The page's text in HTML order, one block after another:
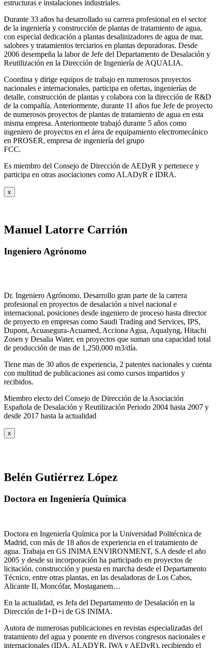
estructuras e instalaciones industriales.
Durante 33 años ha desarrollado su carrera profesional en el sector
de la ingeniería y construcción de plantas de tratamiento de agua,
con especial dedicación a plantas desalinizadores de agua de mar,
salobres y tratamientos terciarios en plantas depuradoras. Desde
2006 desempeña la labor de Jefe del Departamento de Desalación y
Reutilización en la Dirección de Ingeniería de AQUALIA.
Coordina y dirige equipos de trabajo en numerosos proyectos
nacionales e internacionales, participa en ofertas, ingenierías de
detalle, construcción de plantas y colabora con la dirección de R&D
de la compañía. Anteriormente, durante 11 años fue Jefe de proyecto
de numerosos proyectos de plantas de tratamiento de agua en esta
misma empresa. Anteriormente trabajó durante 5 años como
ingeniero de proyectos en el área de equipamiento electromecánico
en PROSER, empresa de ingeniería del grupo
FCC.
Es miembro del Consejo de Dirección de AEDyR y pertenece y
participa en otras asociaciones como ALADyR e IDRA.
x
Manuel Latorre Carrión
Ingeniero Agrónomo
Dr. Ingeniero Agrónomo. Desarrollo gran parte de la carrera
profesional en proyectos de desalación a nivel nacional e
internacional, posiciones desde ingeniero de proceso hasta director
de proyecto en empresas como Saudi Trading and Services, IPS,
Dupont, Acuasegura-Acuamed, Acciona Agua, Aqualyng, Hitachi
Zosen y Desalia Water, en proyectos que suman una capacidad total
de producción de mas de 1,250,000 m3/día.
Tiene mas de 30 años de experiencia, 2 patentes nacionales y cuenta
con multitud de publicaciones asi como cursos impartidos y
recibidos.
Miembro electo del Consejo de Dirección de la Asociación
Española de Desalación y Reutilización Periodo 2004 hasta 2007 y
desde 2017 hasta la actualidad
x
Belén Gutiérrez López
Doctora en Ingeniería Química
Doctora en Ingeniería Química por la Universidad Politécnica de
Madrid, con más de 18 años de experiencia en el tratamiento de
agua. Trabaja en GS INIMA ENVIRONMENT, S.A desde el año
2005 y desde su incorporación ha participado en proyectos de
licitación, construcción y puesta en marcha desde el Departamento
Técnico, entre otras plantas, en las desaladoras de Los Cabos,
Alicante II, Moncófar, Mostaganem…
En la actualidad, es Jefa del Departamento de Desalación en la
Dirección de I+D+i de GS INIMA.
Autora de numerosas publicaciones en revistas especializadas del
tratamiento del agua y ponente en diversos congresos nacionales e
internacionales (IDA, ALADYR, IWA y AEDyR), recibiendo el